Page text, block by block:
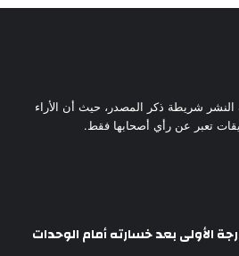
النشر شريطة ذكر المصدر، حيث أن الأراء
تعبر عن رأي أصحابها فقط.
الأولى بعد خسارته أمام الوحدات